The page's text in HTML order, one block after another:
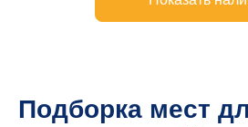
Подборка мест